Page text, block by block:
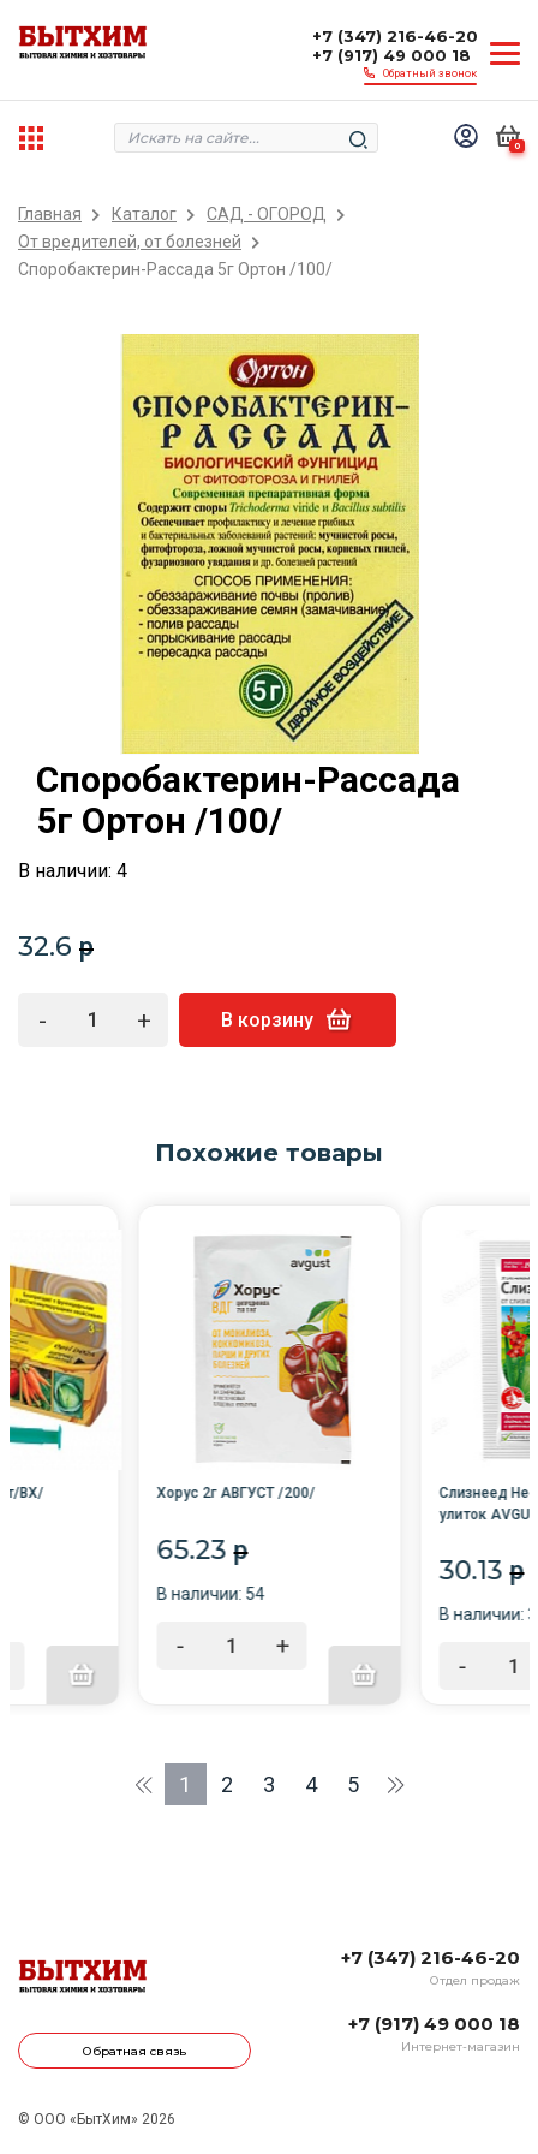
+7 (347) 216-46-20
+7 (917) 49 000 18
Обратный звонок
0
Главная Каталог
САД - ОГОРОД
От вредителей, от болезней
Споробактерин-Рассада 5г Ортон /100/
Споробактерин-Рассада
5г Ортон /100/
В наличии: 4
32.6 p
- + В корзину
Похожие товары
ВХ/
семян,
корневой
Хорус 2г АВГУСТ /200/
65.23 p
В наличии: 54
- +
Слизнеед Нео
улиток
30.13 p
В наличии:
-
1 2 3 4 5
Обратная связь
+7 (347) 216-46-20
Отдел продаж
+7 (917) 49 000 18
Интернет-магазин
© ООО «БытХим» 2026